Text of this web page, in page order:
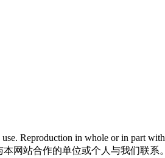
Reproduction in whole or in part
网站合作的单位或个人与我们联系。